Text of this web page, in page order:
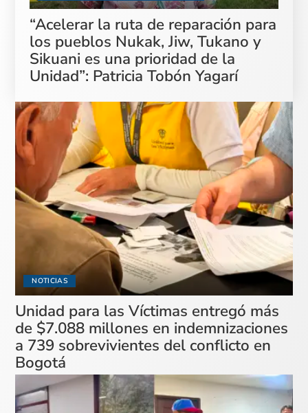
“Acelerar la ruta de reparación para
los pueblos Nukak, Jiw, Tukano y
Sikuani es una prioridad de la
Unidad”: Patricia Tobón Yagarí
NOTICIAS
Unidad para las Víctimas entregó más
de $7.088 millones en indemnizaciones
a 739 sobrevivientes del conflicto en
Bogotá